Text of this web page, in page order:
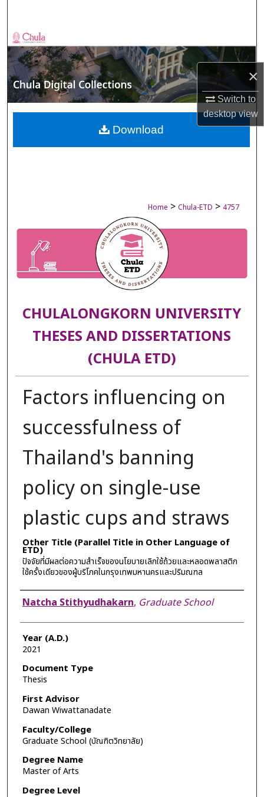
×
Switch to
desktopview
Browse Collections
My Account
About
Digital Commons Network™
Home > Chula-ETD > 4757
CHULALONGKORN UNIVERSITY
THESES AND DISSERTATIONS
(CHULA ETD)
Factors influencing on
successfulness of
Thailand's banning
policy on single-use
plastic cups and straws
Other Title (Parallel Title in Other Language of
ETD)
ปัจจัยที่มีผลต่อความสำเร็จของนโยบายเลิกใช้ถ้วยและหลอดพลาสติก
ใช้ครั้งเดียวของผู้บริโภคในกรุงเทพมหานครและปริมณฑล
Author
Natcha Stithyudhakarn, Graduate School
Year (A.D.)
2021
Document Type
Thesis
First Advisor
Dawan Wiwattanadate
Faculty/College
Graduate School (บัณฑิตวิทยาลัย)
Degree Name
Master of Arts
Degree Level
Download